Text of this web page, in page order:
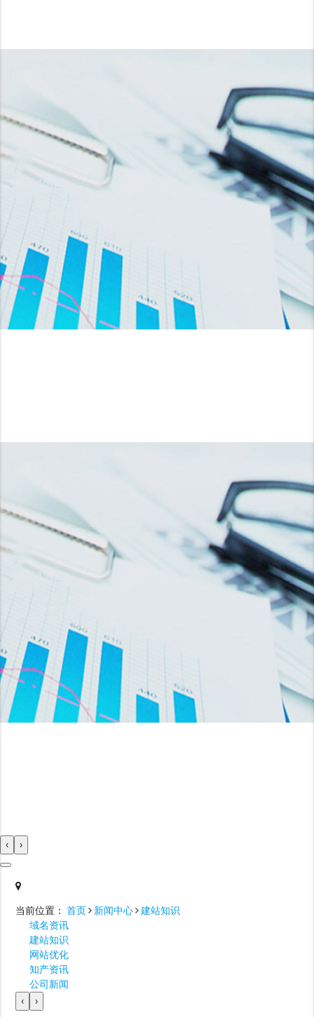
‹ ›
当前位置： 首页 新闻中心
建站知识
域名资讯
建站知识
网站优化
知产资讯
公司新闻
‹
›